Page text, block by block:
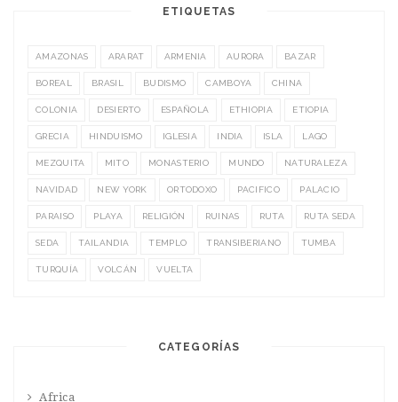
ETIQUETAS
AMAZONAS ARARAT ARMENIA AURORA BAZAR
BOREAL BRASIL BUDISMO CAMBOYA CHINA
COLONIA DESIERTO ESPAÑOLA ETHIOPIA ETIOPIA
GRECIA HINDUISMO IGLESIA INDIA ISLA LAGO
MEZQUITA MITO MONASTERIO MUNDO NATURALEZA
NAVIDAD NEW YORK ORTODOXO PACIFICO PALACIO
PARAISO PLAYA RELIGIÓN RUINAS RUTA RUTA SEDA
SEDA TAILANDIA TEMPLO TRANSIBERIANO TUMBA
TURQUÍA VOLCÁN VUELTA
CATEGORÍAS
Africa